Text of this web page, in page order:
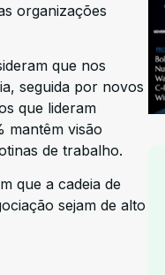
organizações
que nos
seguida por novos
que lideram
mantêm visão
de trabalho.
que a cadeia de
sejam de alto